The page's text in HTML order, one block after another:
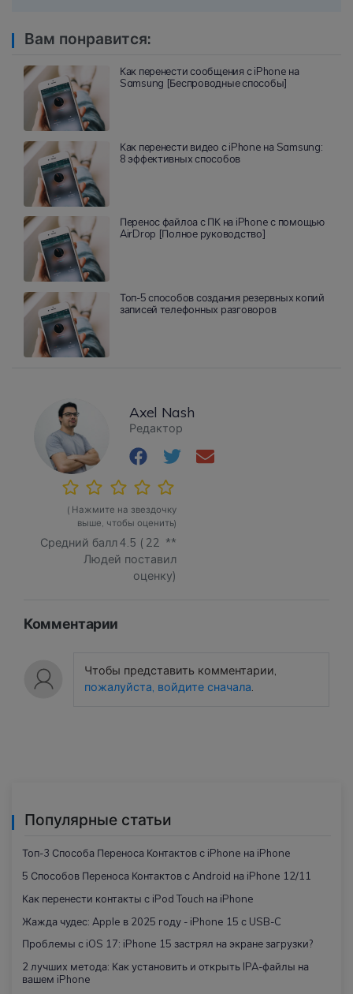
Вам понравится:
Как перенести сообщения с iPhone на
Samsung [Беспроводные способы]
Как перенести видео с iPhone на Samsung:
8 эффективных способов
Перенос файлоа с ПК на iPhone с помощью
AirDrop [Полное руководство]
Топ-5 способов создания резервных копий
записей телефонных разговоров
Axel Nash
Редактор
( Нажмите на звездочку
выше, чтобы оценить)
Средний балл4.5 ( 22 **
Людей поставил
оценку)
Комментарии
Чтобы представить комментарии,
пожалуйста, войдите сначала.
Популярные статьи
Топ-3 Способа Переноса Контактов с iPhone на iPhone
5 Способов Переноса Контактов с Android на iPhone 12/11
Как перенести контакты с iPod Touch на iPhone
Жажда чудес: Apple в 2025 году - iPhone 15 с USB-C
Проблемы с iOS 17: iPhone 15 застрял на экране загрузки?
2 лучших метода: Как установить и открыть IPA-файлы на
вашем iPhone